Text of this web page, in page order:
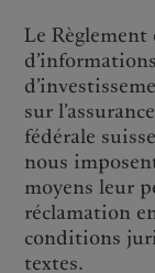
United States
Europe
Belgique
Deutschland
Solidité financière
Diversité, équité et
Collection Pictet
Campus Pictet de
Nos métiers
Wealth management
Asset management
Le
sur
fédérale
nous
moyens leur
réclamation
conditions
textes.